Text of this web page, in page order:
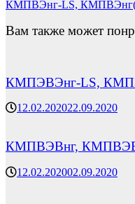
КМПВЭнг-LS,
Вам также может
КМПЭВЭнг-LS,
12.02.202022.09.2020
КМПВЭВнг,
12.02.202002.09.2020